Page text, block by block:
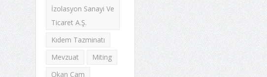
İzolasyon Sanayi Ve
Ticaret A.Ş.
Kıdem Tazminatı
Mevzuat
Miting
Okan Cam